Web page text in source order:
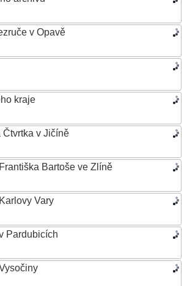
v Opavě
kraje
v Jičíně
Bartoše ve Zlíně
Vary
Pardubicích